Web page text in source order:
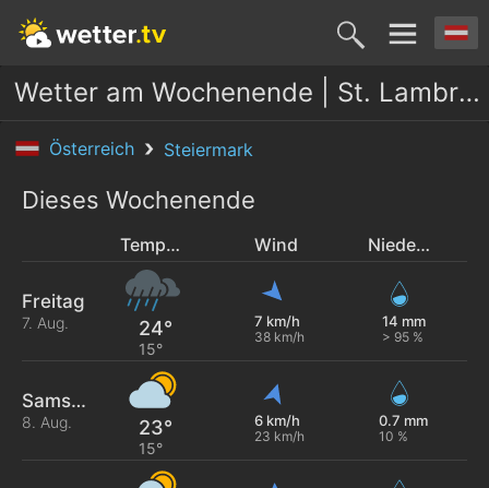
Wetter am Wochenende | St. Lambrecht
Österreich Steiermark
Dieses Wochenende
Temperatur Wind Niederschlag
Freitag
7. Aug. 24°
15°
7 km/h
38 km/h
14 mm
> 95 %
Samstag
8. Aug. 23°
15°
6 km/h
23 km/h
0.7 mm
10 %